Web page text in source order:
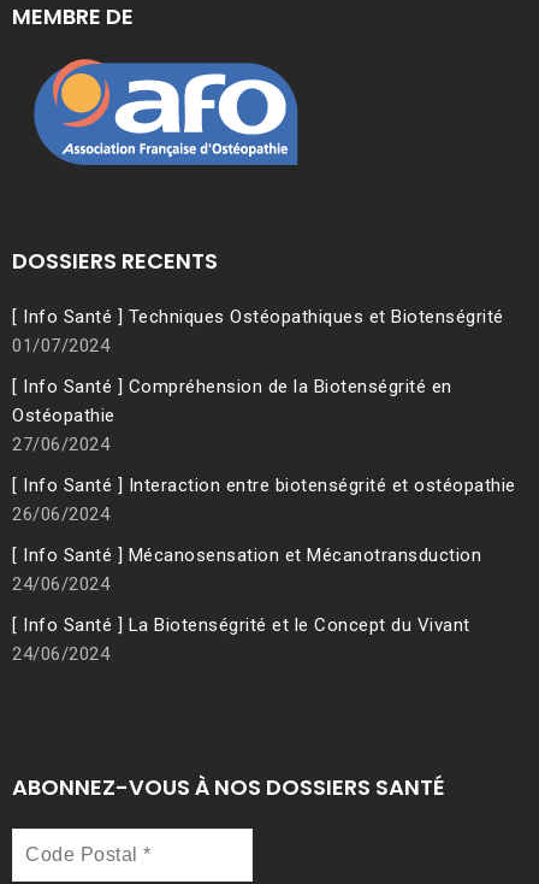
MEMBRE DE
DOSSIERS RECENTS
[ Info Santé ] Techniques Ostéopathiques et Biotenségrité
01/07/2024
[ Info Santé ] Compréhension de la Biotenségrité en
Ostéopathie
27/06/2024
[ Info Santé ] Interaction entre biotenségrité et ostéopathie
26/06/2024
[ Info Santé ] Mécanosensation et Mécanotransduction
24/06/2024
[ Info Santé ] La Biotenségrité et le Concept du Vivant
24/06/2024
ABONNEZ-VOUS À NOS DOSSIERS SANTÉ
Postal